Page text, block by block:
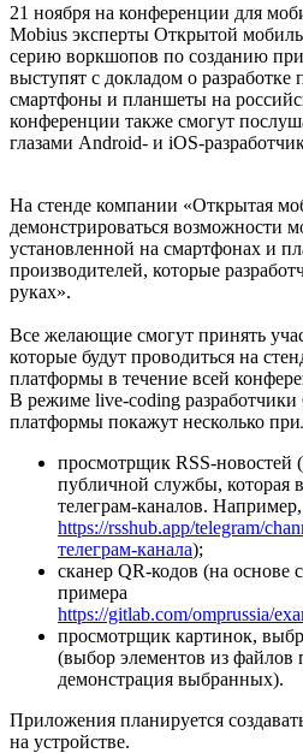
21 ноября на конференции для
Mobius эксперты Открытой
серию воркшопов по созданию
выступят с докладом о разработке
смартфоны и планшеты на
конференции также смогут
глазами Android- и iOS-
На стенде компании «Открытая
демонстрироваться возможности
установленной на смартфонах и
производителей, которые
руках».
Все желающие смогут принять
которые будут проводиться на
платформы в течение всей
В режиме live-coding
платформы покажут несколько
просмотрщик RSS-новостей
публичной службы, которая
телеграм-каналов. Например,
https://rsshub.app/telegram/
телеграм-канала);
сканер QR-кодов (на
примера
https://gitlab.com/omprussia/
просмотрщик картинок,
(выбор элементов из файлов
демонстрация выбранных).
Приложения планируется
на устройстве.